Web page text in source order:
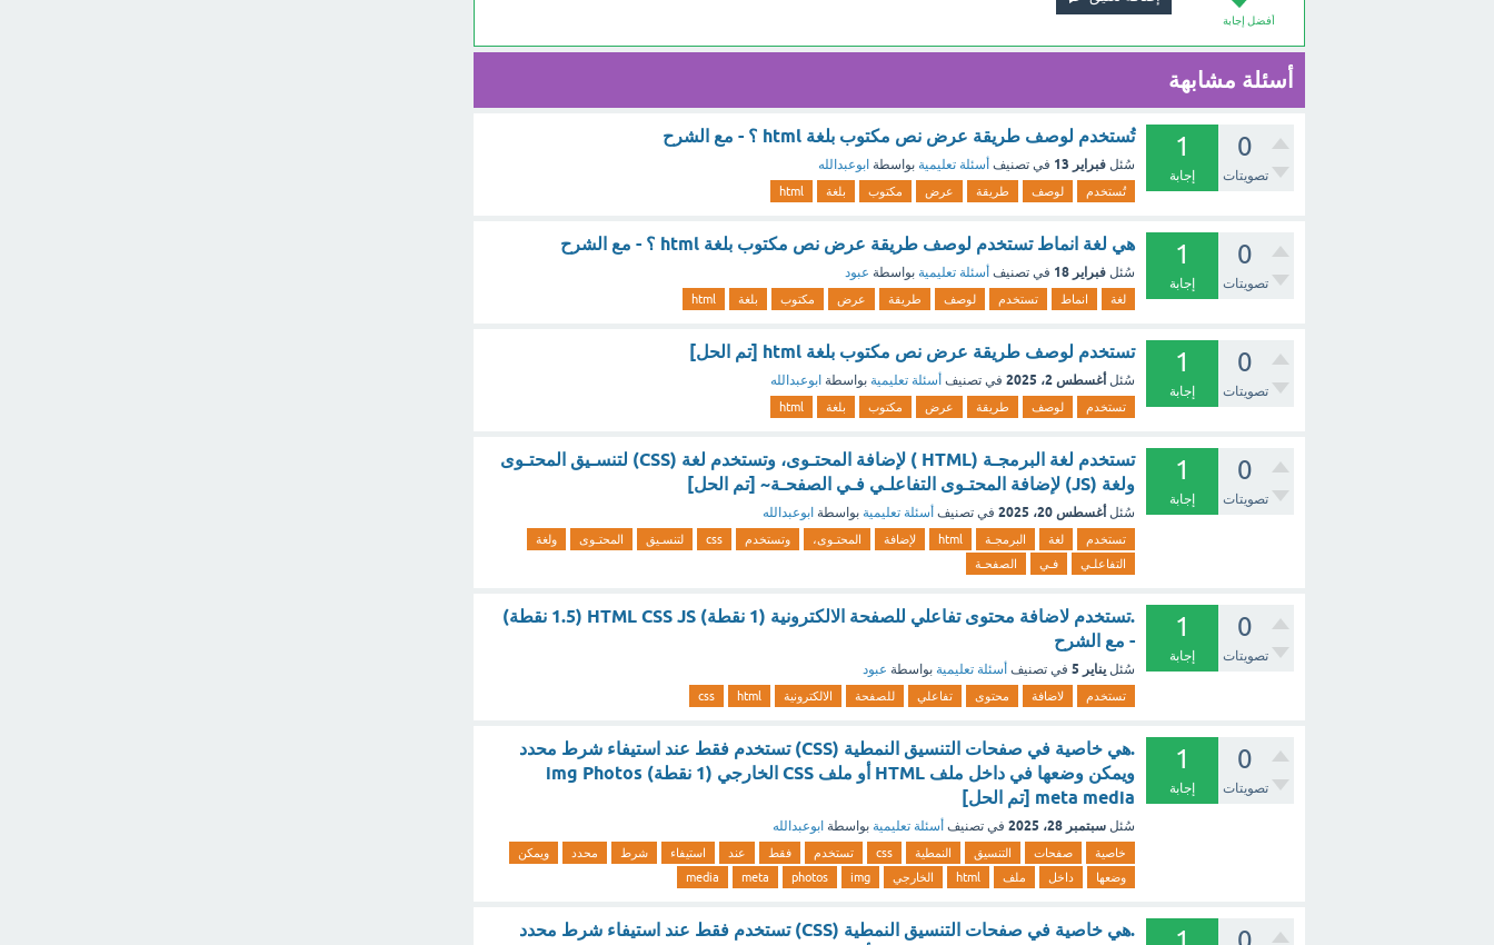
أفضل إجابة
أسئلة مشابهة
0
تصويتات
1
إجابة
تُستخدم لوصف طريقة عرض نص مكتوب بلغة html ؟ - مع الشرح
سُئل فبراير 13 في تصنيف أسئلة تعليمية بواسطة ابوعبدالله
تُستخدم لوصف طريقة عرض مكتوب بلغة html
0
تصويتات
1
إجابة
هي لغة انماط تستخدم لوصف طريقة عرض نص مكتوب بلغة html ؟ - مع الشرح
سُئل فبراير 18 في تصنيف أسئلة تعليمية بواسطة عبود
لغة انماط تستخدم لوصف طريقة عرض مكتوب بلغة html
0
تصويتات
1
إجابة
تستخدم لوصف طريقة عرض نص مكتوب بلغة html [تم الحل]
سُئل أغسطس 2، 2025 في تصنيف أسئلة تعليمية بواسطة ابوعبدالله
تستخدم لوصف طريقة عرض مكتوب بلغة html
0
تصويتات
1
إجابة
تستخدم لغة البرمجـة (HTML ) لإضافة المحتـوى، وتستخدم لغة (CSS) لتنسـيق المحتـوى
ولغة (JS) لإضافة المحتـوى التفاعلـي فـي الصفحـة~ [تم الحل]
سُئل أغسطس 20، 2025 في تصنيف أسئلة تعليمية بواسطة ابوعبدالله
تستخدم لغة البرمجـة html لإضافة المحتـوى، وتستخدم css لتنسـيق المحتـوى
ولغة
التفاعلـي
فـي الصفحـة
0
تصويتات
1
إجابة
.تستخدم لاضافة محتوى تفاعلي للصفحة الالكترونية (1 نقطة) HTML CSS JS (1.5 نقطة)
- مع الشرح
سُئل يناير 5 في تصنيف أسئلة تعليمية بواسطة عبود
تستخدم لاضافة محتوى تفاعلي للصفحة الالكترونية html
css
0
تصويتات
1
إجابة
.هي خاصية في صفحات التنسيق النمطية (CSS) تستخدم فقط عند استيفاء شرط محدد
ويمكن وضعها في داخل ملف HTML أو ملف CSS الخارجي (1 نقطة) img Photos
meta media [تم الحل]
سُئل سبتمبر 28، 2025 في تصنيف أسئلة تعليمية بواسطة ابوعبدالله
خاصية صفحات التنسيق النمطية css تستخدم فقط عند استيفاء شرط محدد
ويمكن
وضعها
داخل ملف html الخارجي img
photos
meta
media
.هي خاصية في صفحات التنسيق النمطية (CSS) تستخدم فقط عند استيفاء شرط محدد